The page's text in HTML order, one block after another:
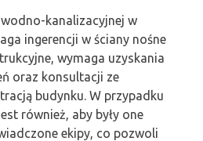
kanalizacyjnej w
ingerencji w ściany nośne
wymaga uzyskania
oraz konsultacji ze
budynku. W przypadku
również, aby były one
ekipy, co pozwoli